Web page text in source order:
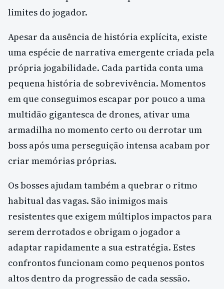
limites do jogador.
Apesar da ausência de história explícita, existe
uma espécie de narrativa emergente criada pela
própria jogabilidade. Cada partida conta uma
pequena história de sobrevivência. Momentos
em que conseguimos escapar por pouco a uma
multidão gigantesca de drones, ativar uma
armadilha no momento certo ou derrotar um
boss após uma perseguição intensa acabam por
criar memórias próprias.
Os bosses ajudam também a quebrar o ritmo
habitual das vagas. São inimigos mais
resistentes que exigem múltiplos impactos para
serem derrotados e obrigam o jogador a
adaptar rapidamente a sua estratégia. Estes
confrontos funcionam como pequenos pontos
altos dentro da progressão de cada sessão.